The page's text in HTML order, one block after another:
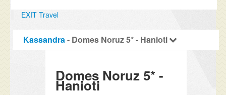
EXIT Travel
Kassandra- Domes Noruz 5* - Hanioti
Domes Noruz 5* -
Hanioti